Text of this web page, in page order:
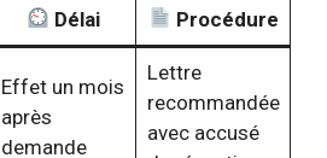
Délai Procédure
Effet un mois
après
demande
Lettre
recommandée
avec accusé